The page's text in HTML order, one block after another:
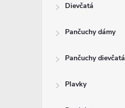
Dievčatá
Pančuchy dámy
Pančuchy dievčatá
Plavky